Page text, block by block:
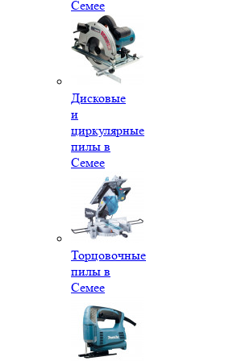
Семее
Дисковые
и
циркулярные
пилы в
Семее
Торцовочные
пилы в
Семее